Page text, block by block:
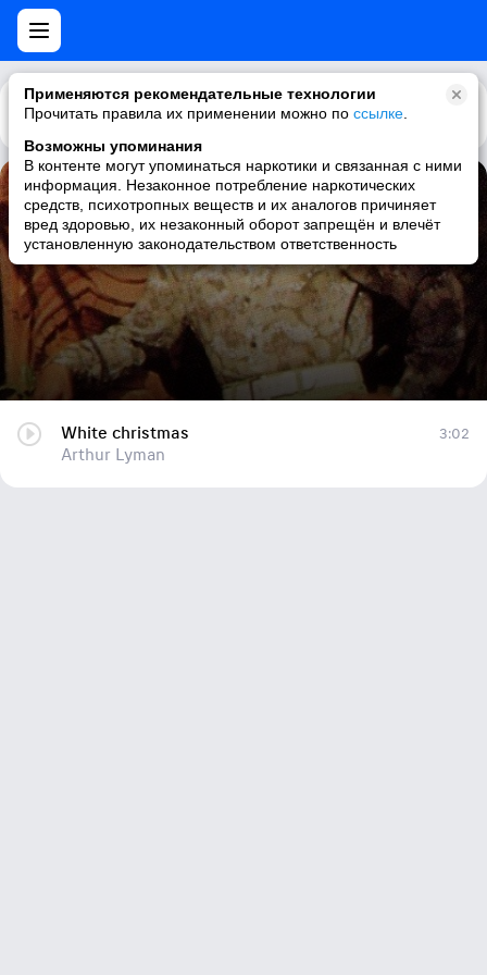
Применяются рекомендательные технологии
Прочитать правила их применении можно по ссылке
Возможны упоминания
В контенте могут упоминаться наркотики и связанная с ними
информация. Незаконное потребление наркотических
средств, психотропных веществ и их аналогов причиняет
вред здоровью, их незаконный оборот запрещён и влечёт
установленную законодательством ответственность
Каталог Рекомендации
White christmas
Arthur Lyman
White christmas
Arthur Lyman
3:02